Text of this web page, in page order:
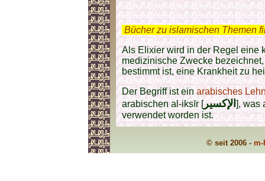
Bücher zu islamischen Themen
Als Elixier wird in der Regel eine
medizinische Zwecke
bestimmt ist, eine Krankheit zu
Der Begriff ist einarabisches
arabischen al-iksīr [الإكسير], was
verwendet worden ist.
© seit 2006 -